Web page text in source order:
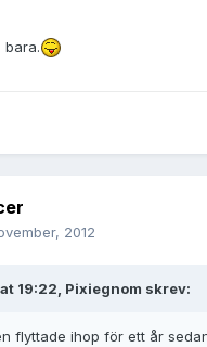
bara.
2012
19:22, Pixiegnom skrev:
flyttade ihop för ett år